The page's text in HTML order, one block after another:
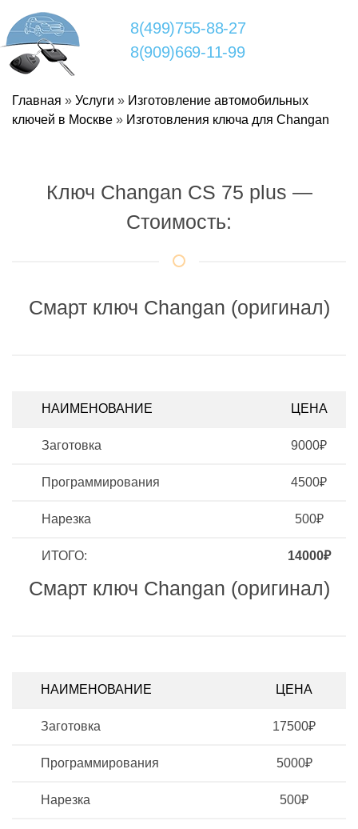
8(499)755-88-27
8(909)669-11-99
Главная » Услуги » Изготовление автомобильных
ключей в Москве » Изготовления ключа для Changan
Ключ Changan CS 75 plus —
Стоимость:
Смарт ключ Changan (оригинал)
НАИМЕНОВАНИЕ ЦЕНА
Заготовка 9000₽
Программирования 4500₽
Нарезка 500₽
ИТОГО: 14000₽
Смарт ключ Changan (оригинал)
НАИМЕНОВАНИЕ ЦЕНА
Заготовка 17500₽
Программирования 5000₽
Нарезка 500₽